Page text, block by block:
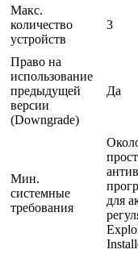
Макс.
количество
устройств
3
Право на
использование
предыдущей
версии
(Downgrade)
Да
Мин.
системные
требования
для